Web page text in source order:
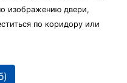
изображению двери,
по коридору или